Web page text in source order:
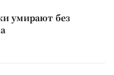
умирают без